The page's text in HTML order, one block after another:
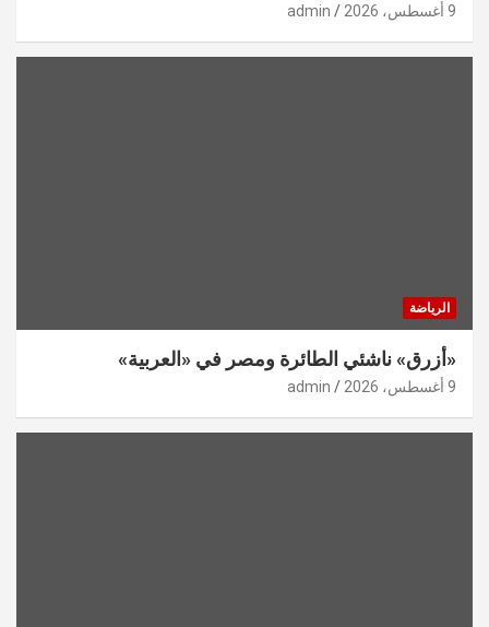
9 أغسطس، 2026 admin
الرياضة
«أزرق» ناشئي الطائرة ومصر في «العربية»
9 أغسطس، 2026 admin